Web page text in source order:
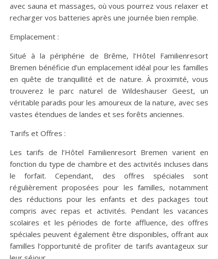
avec sauna et massages, où vous pourrez vous relaxer et
recharger vos batteries après une journée bien remplie.
Emplacement :
Situé à la périphérie de Brême, l’Hôtel Familienresort
Bremen bénéficie d’un emplacement idéal pour les familles
en quête de tranquillité et de nature. À proximité, vous
trouverez le parc naturel de Wildeshauser Geest, un
véritable paradis pour les amoureux de la nature, avec ses
vastes étendues de landes et ses forêts anciennes.
Tarifs et Offres :
Les tarifs de l’Hôtel Familienresort Bremen varient en
fonction du type de chambre et des activités incluses dans
le forfait. Cependant, des offres spéciales sont
régulièrement proposées pour les familles, notamment
des réductions pour les enfants et des packages tout
compris avec repas et activités. Pendant les vacances
scolaires et les périodes de forte affluence, des offres
spéciales peuvent également être disponibles, offrant aux
familles l’opportunité de profiter de tarifs avantageux sur